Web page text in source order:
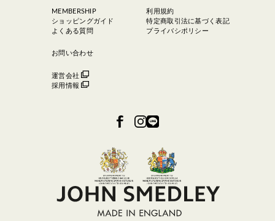
MEMBERSHIP
ショッピングガイド
よくある質問
お問い合わせ
運営会社
採用情報
利用規約
特定商取引法に基づく表記
プライバシポリシー